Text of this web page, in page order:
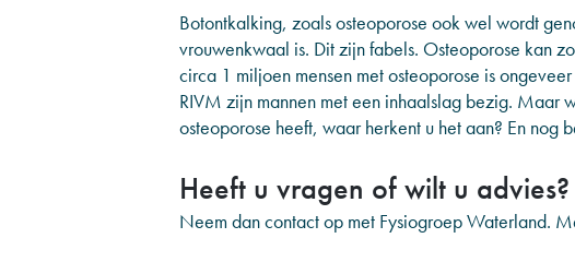
Botontkalking, zoals osteoporose ook wel wordt
vrouwenkwaal is. Dit zijn fabels. Osteoporose kan
circa 1 miljoen mensen met osteoporose is
RIVM zijn mannen met een inhaalslag bezig. Maar
osteoporose heeft, waar herkent u het aan? En nog
Heeft u vragen of wilt u advies?
Neem dan contact op met Fysiogroep Waterland.